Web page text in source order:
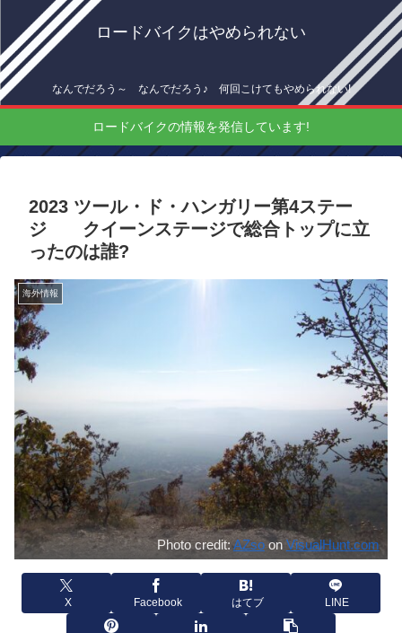
ロードバイクはやめられない
なんでだろう～ なんでだろう♪ 何回こけてもやめられない!
ロードバイクの情報を発信しています!
2023 ツール・ド・ハンガリー第4ステー
ジ クイーンステージで総合トップに立
ったのは誰?
海外情報
Photo credit:AZsoon VisualHunt.com
X Facebook はてブ LINE